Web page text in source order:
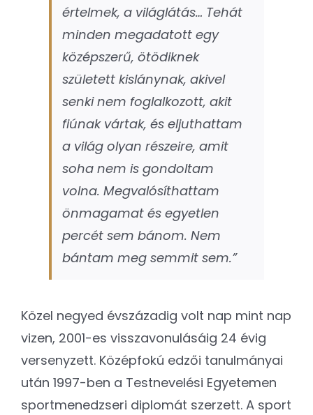
értelmek, a világlátás… Tehát
minden megadatott egy
középszerű, ötödiknek
született kislánynak, akivel
senki nem foglalkozott, akit
fiúnak vártak, és eljuthattam
a világ olyan részeire, amit
soha nem is gondoltam
volna. Megvalósíthattam
önmagamat és egyetlen
percét sem bánom. Nem
bántam meg semmit sem.”
Közel negyed évszázadig volt nap mint nap
vizen, 2001-es visszavonulásáig 24 évig
versenyzett. Középfokú edzői tanulmányai
után 1997-ben a Testnevelési Egyetemen
sportmenedzseri diplomát szerzett. A sport